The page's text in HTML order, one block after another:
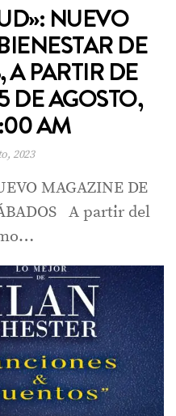
NUEVO
DE
A PARTIR DE
DE AGOSTO,
AM
2023
MAGAZINE DE
A partir del